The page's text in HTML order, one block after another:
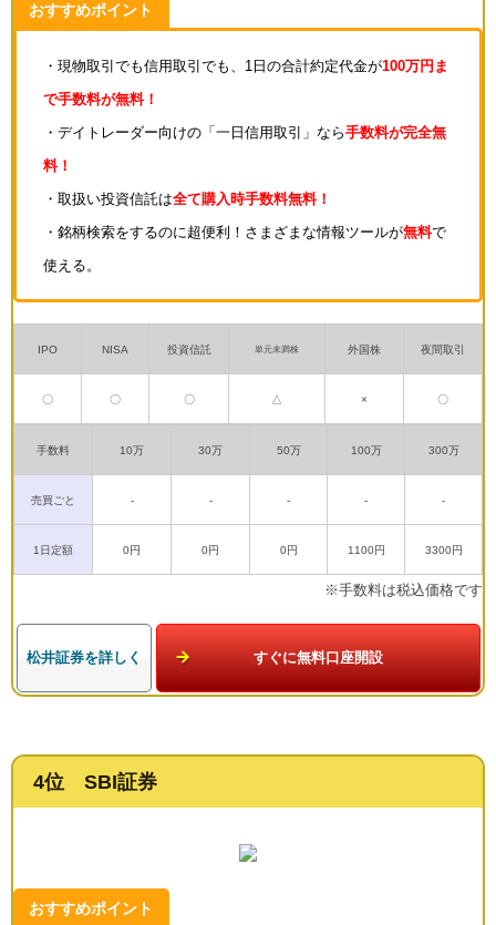
おすすめポイント
・現物取引でも信用取引でも、1日の合計約定代金が100万円ま
で手数料が無料！
・デイトレーダー向けの「一日信用取引」なら手数料が完全無
料！
・取扱い投資信託は全て購入時手数料無料！
・銘柄検索をするのに超便利！さまざまな情報ツールが無料で
使える。
IPO NISA 投資信託 単元未満株 外国株 夜間取引
〇 〇 〇 △ × 〇
手数料 10万 30万 50万 100万 300万
売買ごと - - - - -
1日定額 0円 0円 0円 1100円 3300円
※手数料は税込価格です
松井証券を詳しく すぐに無料口座開設
4位 SBI証券
おすすめポイント